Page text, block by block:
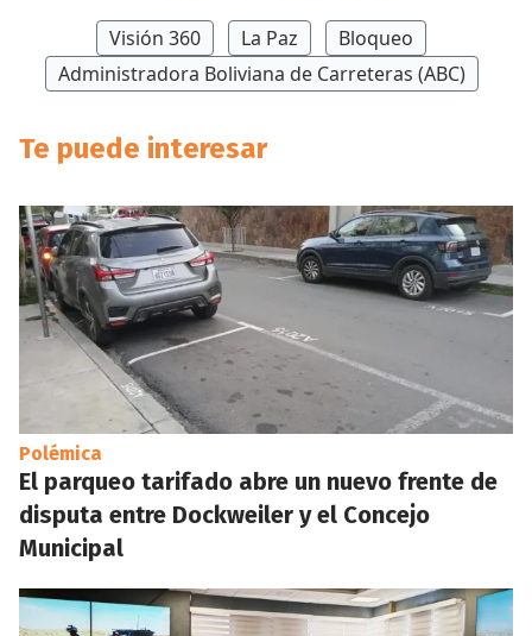
Visión 360 La Paz
Bloqueo
Administradora Boliviana de Carreteras (ABC)
Te puede interesar
Polémica
El parqueo tarifado abre un nuevo frente de
disputa entre Dockweiler y el Concejo
Municipal